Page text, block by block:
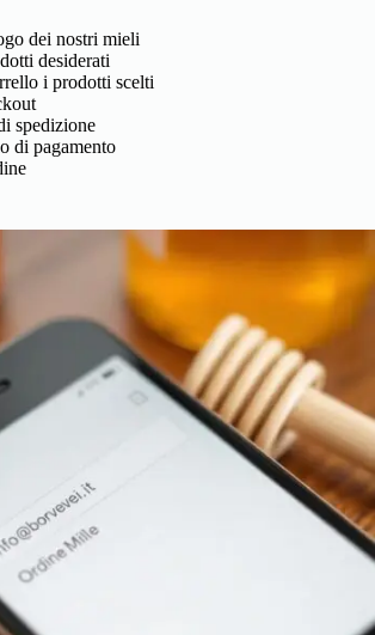
dei nostri mieli
desiderati
i prodotti scelti
spedizione
di pagamento